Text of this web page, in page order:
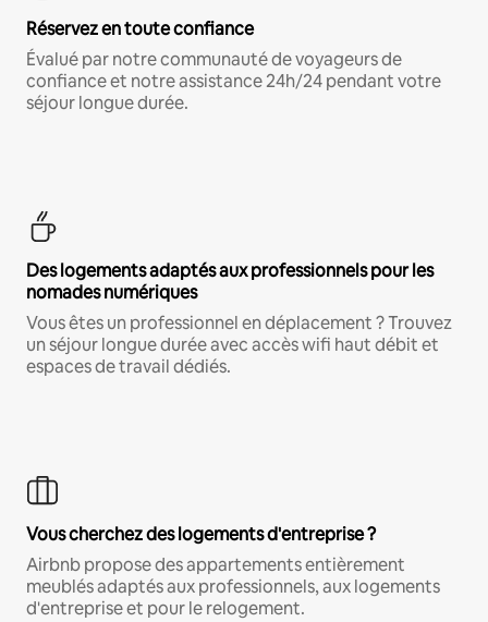
Réservez en toute confiance
Évalué par notre communauté de voyageurs de
confiance et notre assistance 24h/24 pendant votre
séjour longue durée.
Des logements adaptés aux professionnels pour les
nomades numériques
Vous êtes un professionnel en déplacement ? Trouvez
un séjour longue durée avec accès wifi haut débit et
espaces de travail dédiés.
Vous cherchez des logements d'entreprise ?
Airbnb propose des appartements entièrement
meublés adaptés aux professionnels, aux logements
d'entreprise et pour le relogement.